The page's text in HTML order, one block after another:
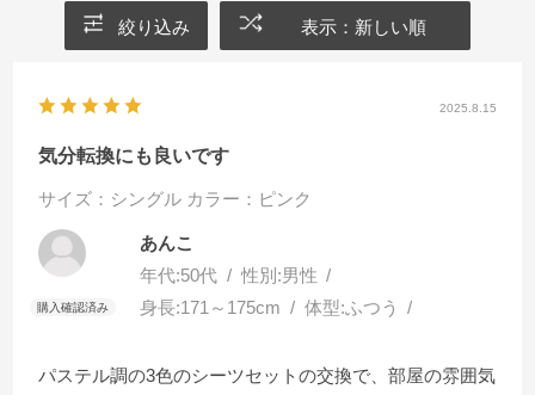
絞り込み 表示：新しい順
2025.8.15
気分転換にも良いです
サイズ：シングル カラー：ピンク
あんこ
年代:50代 性別:男性
身長:171～175cm 体型:ふつう
パステル調の3色のシーツセットの交換で、部屋の雰囲気